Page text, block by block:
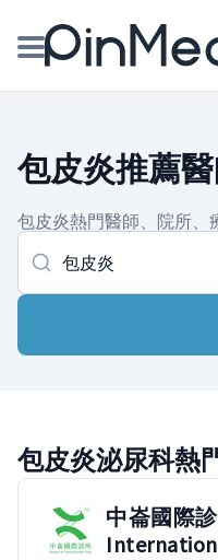
醫師專欄專訪
健康主題館
我
包皮炎推薦
包皮炎熱門醫師、院所、
包皮炎泌尿科熱
中崙國際